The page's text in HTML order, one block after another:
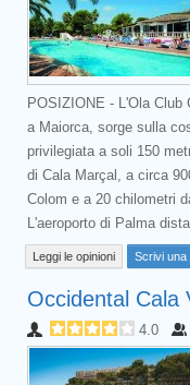
POSIZIONE - L'Ola
a Maiorca, sorge sulla
privilegiata a soli 150
di Cala Marçal, a circa
Colom e a 20 chilometri
L'aeroporto di Palma
Leggi le opinioni Scrivi una
Occidental Cala
4.0